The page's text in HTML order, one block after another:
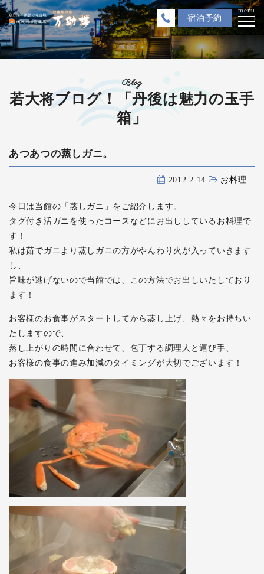
宿泊予約
menu
Blog
若大将ブログ！「丹後は魅力の玉手
箱」
あつあつの蒸しガニ。
2012.2.14 お料理
今日は当館の「蒸しガニ」をご紹介します。
タグ付き活ガニを使ったコースなどにお出ししているお料理で
す！
私は茹でガニより蒸しガニの方がやんわり火が入っていきます
し、
旨味が逃げないので当館では、この方法でお出しいたしており
ます！
お客様のお食事がスタートしてから蒸し上げ、熱々をお持ちい
たしますので、
蒸し上がりの時間に合わせて、包丁する調理人と運び手、
お客様の食事の進み加減のタイミングが大切でございます！